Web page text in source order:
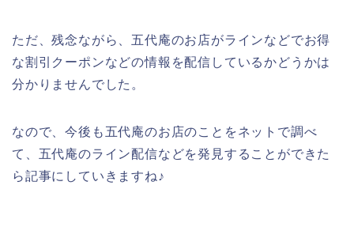
ただ、残念ながら、五代庵のお店がラインなどでお得
な割引クーポンなどの情報を配信しているかどうかは
分かりませんでした。
なので、今後も五代庵のお店のことをネットで調べ
て、五代庵のライン配信などを発見することができた
ら記事にしていきますね♪